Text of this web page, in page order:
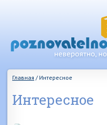
Главная / Интересное
Интересное